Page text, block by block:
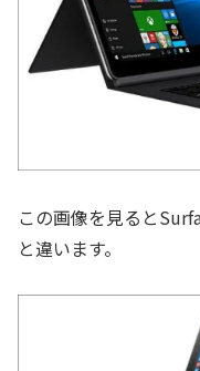
この画像を見ると
と違います。